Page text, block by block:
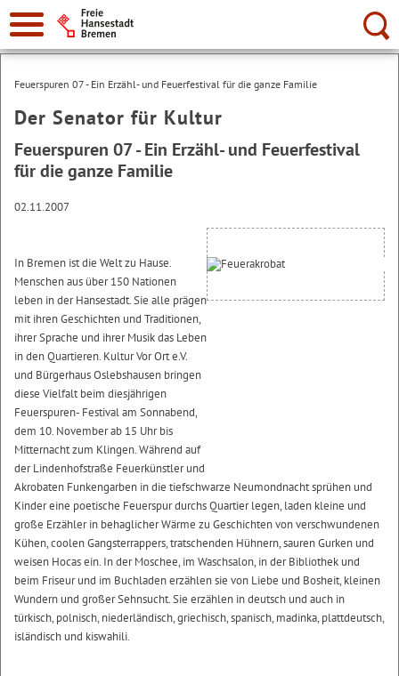
Suche:
Feuerspuren 07 - Ein Erzähl- und Feuerfestival für die ganze Familie
Der Senator für Kultur
Feuerspuren 07 - Ein Erzähl- und Feuerfestival
für die ganze Familie
02.11.2007
In Bremen ist die Welt zu Hause.
Menschen aus über 150 Nationen
leben in der Hansestadt. Sie alle prägen
mit ihren Geschichten und Traditionen,
ihrer Sprache und ihrer Musik das Leben
in den Quartieren. Kultur Vor Ort e.V.
und Bürgerhaus Oslebshausen bringen
diese Vielfalt beim diesjährigen
Feuerspuren- Festival am Sonnabend,
dem 10. November ab 15 Uhr bis
Mitternacht zum Klingen. Während auf
der Lindenhofstraße Feuerkünstler und
Akrobaten Funkengarben in die tiefschwarze Neumondnacht sprühen und
Kinder eine poetische Feuerspur durchs Quartier legen, laden kleine und
große Erzähler in behaglicher Wärme zu Geschichten von verschwundenen
Kühen, coolen Gangsterrappers, tratschenden Hühnern, sauren Gurken und
weisen Hocas ein. In der Moschee, im Waschsalon, in der Bibliothek und
beim Friseur und im Buchladen erzählen sie von Liebe und Bosheit, kleinen
Wundern und großer Sehnsucht. Sie erzählen in deutsch und auch in
türkisch, polnisch, niederländisch, griechisch, spanisch, madinka, plattdeutsch,
isländisch und kiswahili.